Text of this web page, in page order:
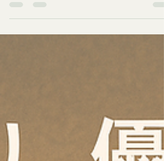
さ」にあるのかもしれません。 人はなぜ話を聞か
なくなるのか、その構造を整理します。